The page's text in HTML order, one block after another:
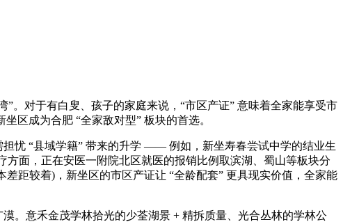
对于有白叟、孩子的家庭来说，“市区产证” 意味着全家能享受市
区成为合肥 “全家敌对型” 板块的首选。
忧 “县域学籍” 带来的升学 —— 例如，新坐寿春尝试中学的结业生
面，正在安医一附院北区就医的报销比例取滨湖、蜀山等板块分
距较着)，新坐区的市区产证让 “全龄配套” 更具现实价值，全家能
意禾金茂学林拾光的少荃湖景 + 精拆质量、光合丛林的学林公